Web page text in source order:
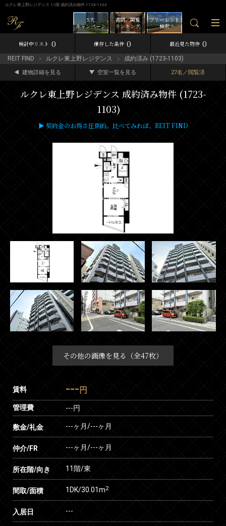
ルクレ東上野レジデンス 11階 成約済み物件 1723-1103
フリーレント
検索
週間／閲覧
ランキング
5大
キャンペーン
検討中リスト 0 保存した条件 0 最近見た物件 0
REIT FIND ルクレ東上野レジデンス 成約済み (1723-1103)
建物詳細を見る 空室一覧を見る 27名／閲覧済
ルクレ東上野レジデンス 成約済み物件 (1723-
1103)
▶ 契約金のお得さ圧倒的。比べてみれば、REIT FIND
その他の画像を見る（全47枚）
賃料 --- 円
管理費 ---円
敷金/礼金 ---ヶ月/---ヶ月
仲介/FR ---ヶ月/---ヶ月
所在階/向き 11階/東
間取/面積 1DK/30.01m2
入居日 ---